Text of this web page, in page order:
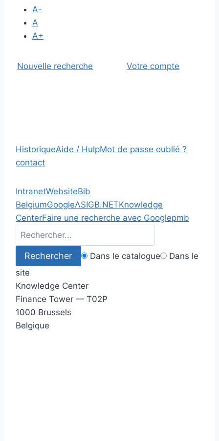
A-
A
A+
Nouvelle recherche Votre compte
HistoriqueAide / HulpMot de passe oublié ?
contact
IntranetWebsiteBib
BelgiumGoogleΛSIGB.NETKnowledge
CenterFaire une recherche avec Googlepmb
Dans le catalogue
Dans le
site
Knowledge Center
Finance Tower — T02P
1000 Brussels
Belgique